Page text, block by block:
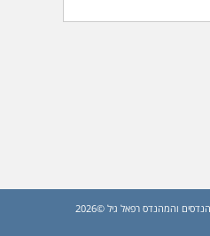
כל הזכויות שמורות לאיגוד המהנדסים והמהנדס רפאל גיל ©2026